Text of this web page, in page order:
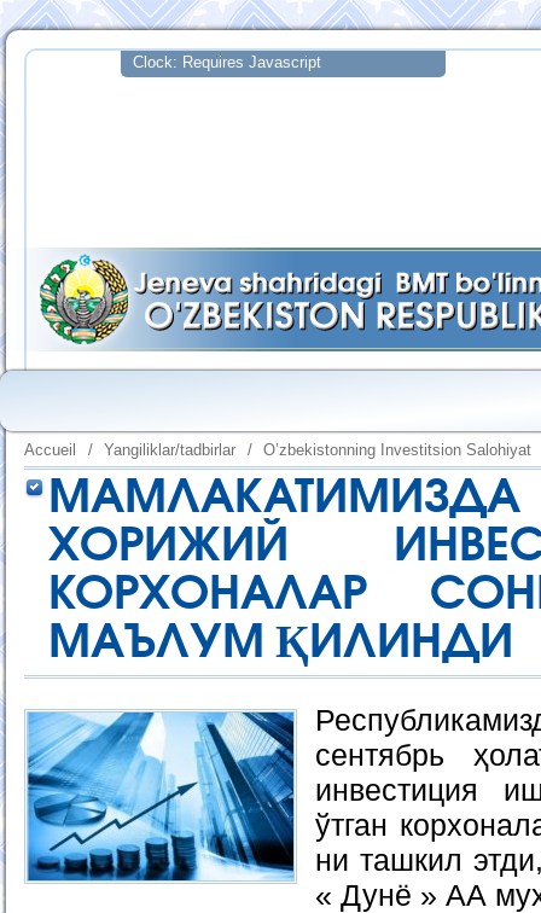
Accueil / Yangiliklar/tadbirlar / O’zbekistonning Investitsion Salohiyat
МАМЛАКАТИМИЗДА
ХОРИЖИЙ
КОРХОНАЛАР
МАЪЛУМ ҚИЛИНДИ
сентябрь
инвестиция
ўтган
ни ташкил
« Дунё » АА